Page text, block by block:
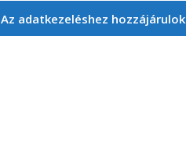
Az adatkezeléshez hozzájárulok